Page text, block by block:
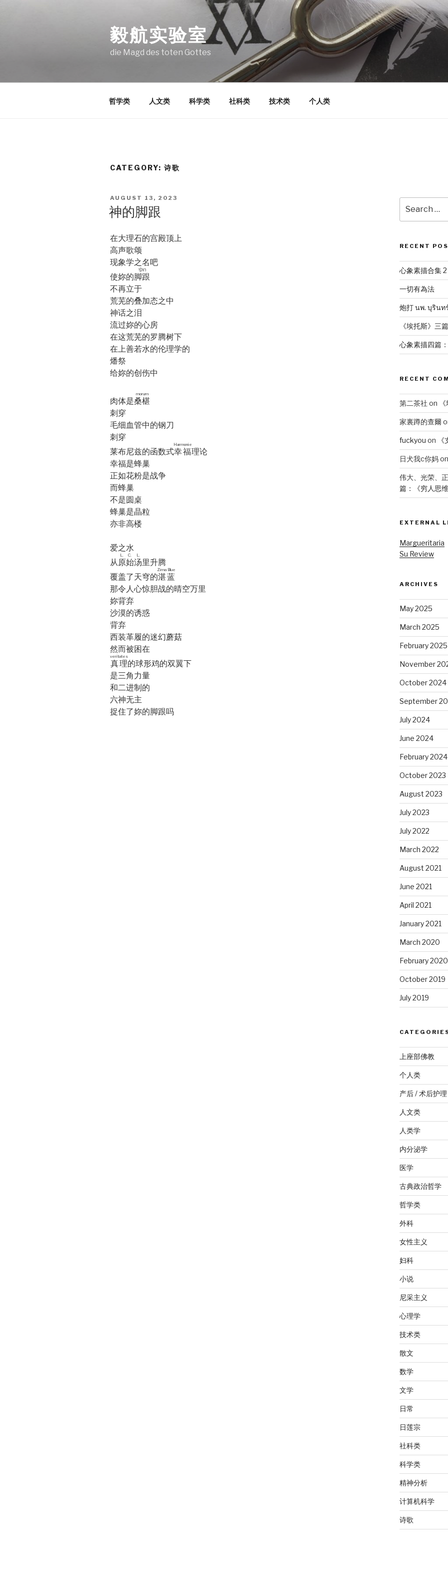
毅航实验室
die Magd des toten Gottes
哲学类 人文类 科学类 社科类 技术类 个人类
CATEGORY: 诗歌
POSTED
ON
AUGUST 13, 2023
神的脚跟
在大理石的宫殿顶上
高声歌颂
现象学之名吧
使妳的脚跟
רַגְלֶֽךָ׃
不再立于
荒芜的叠加态之中
神话之泪
流过妳的心房
在这荒芜的罗腾树下
在上善若水的伦理学的
燔祭
给妳的创伤中
肉体是桑椹
morum
刺穿
毛细血管中的钢刀
刺穿
莱布尼兹的函数式幸福
Harmonie
理论
幸福是蜂巢
正如花粉是战争
而蜂巢
不是圆桌
蜂巢是晶粒
亦非高楼
爱之水
从 原始汤
L. C. L.
里升腾
覆盖了天穹的湛蓝
Zima Blue
那令人心惊胆战的晴空万里
妳背弃
沙漠的诱惑
背弃
西装革履的迷幻蘑菇
然而被困在
真理
veritates
的球形鸡的双翼下
是三角力量
和二进制的
六神无主
捉住了妳的脚跟吗
for:
RECENT
心象素描合集 2
一切有為法
炮打 นพ. บุรินท
《埃托斯》三篇
心象素描四篇
RECENT
第二茶社 on
家裏蹲的查爾
fuckyou on
日犬我c你妈
伟大、光荣、
篇：《穷人思
EXTERNAL
Margueritaria
Su Review
ARCHIVES
May 2025
March 2025
February 2025
November
October 2024
September
July 2024
June 2024
February 2024
October 2023
August 2023
July 2023
July 2022
March 2022
August 2021
June 2021
April 2021
January 2021
March 2020
February 2020
October 2019
July 2019
上座部佛教
个人类
产后 / 术后护理
人文类
人类学
内分泌学
医学
古典政治哲学
哲学类
外科
女性主义
妇科
小说
尼采主义
心理学
技术类
散文
数学
文学
日常
日莲宗
社科类
科学类
精神分析
计算机科学
诗歌